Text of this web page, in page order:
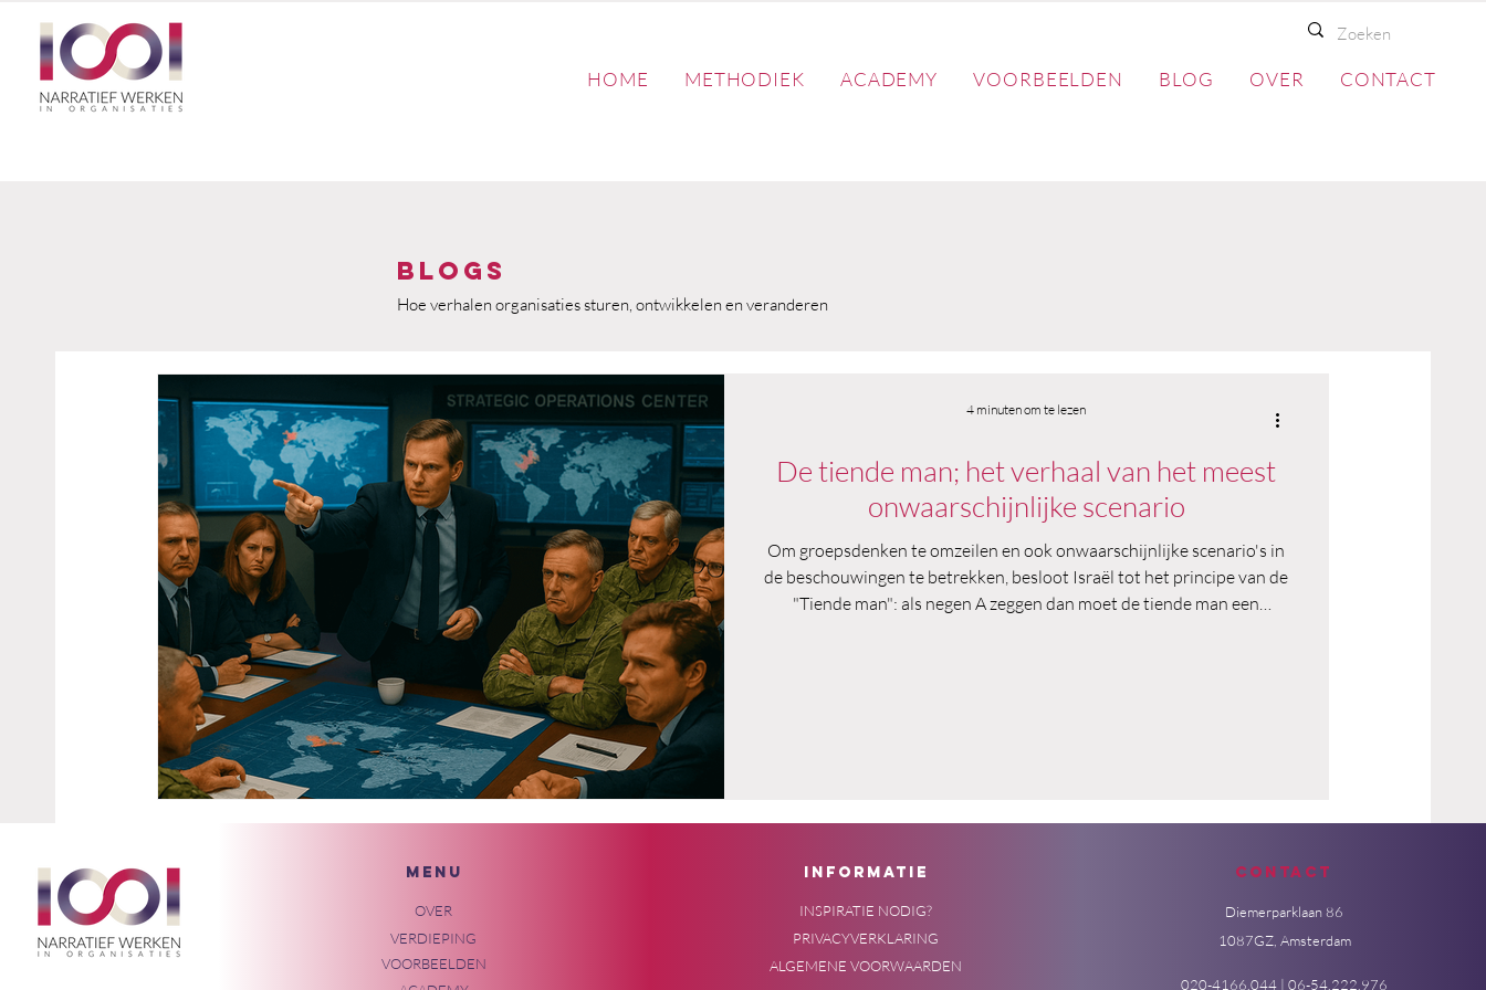
HOME METHODIEK ACADEMY VOORBEELDEN BLOG OVER CONTACT
Blogs
Hoe verhalen organisaties sturen, ontwikkelen en veranderen
De tiende man; het verhaal van het meest
onwaarschijnlijke scenario
Om groepsdenken te omzeilen en ook onwaarschijnlijke scenario's in
de beschouwingen te betrekken, besloot Israël tot het principe van de
"Tiende man": als negen A zeggen dan moet de tiende man een
4 minuten om te lezen
MENU
OVER
VERDIEPING
VOORBEELDEN
INFORMATIE
INSPIRATIE NODIG?
PRIVACYVERKLARING
ALGEMENE VOORWAARDEN
Contact
Diemerparklaan 86
1087GZ, Amsterdam
020-4166.044 | 06-54.222.976